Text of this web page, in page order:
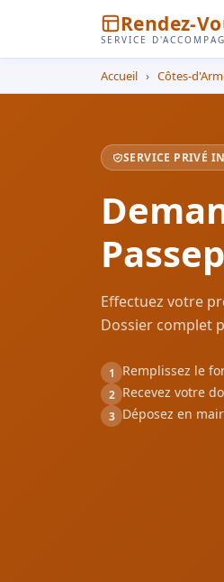
Rendez-
SERVICE
Accueil › Côtes-
SERVICE PRIVÉ
Effectuez votre
Dossier complet
1 Remplissez le
2 Recevez votre
3 Déposez en